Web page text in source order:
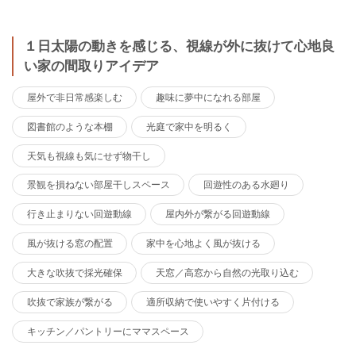
１日太陽の動きを感じる、視線が外に抜けて心地良
い家の間取りアイデア
屋外で非日常感楽しむ 趣味に夢中になれる部屋
図書館のような本棚 光庭で家中を明るく
天気も視線も気にせず物干し
景観を損ねない部屋干しスペース 回遊性のある水廻り
行き止まりない回遊動線 屋内外が繋がる回遊動線
風が抜ける窓の配置 家中を心地よく風が抜ける
大きな吹抜で採光確保 天窓／高窓から自然の光取り込む
吹抜で家族が繋がる 適所収納で使いやすく片付ける
キッチン／パントリーにママスペース